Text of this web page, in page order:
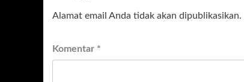
Alamat email Anda tidak akan dipublikasikan.
Komentar *